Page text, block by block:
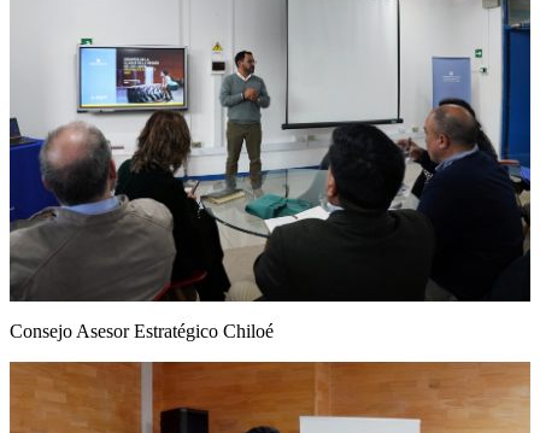
Consejo Asesor Estratégico Chiloé